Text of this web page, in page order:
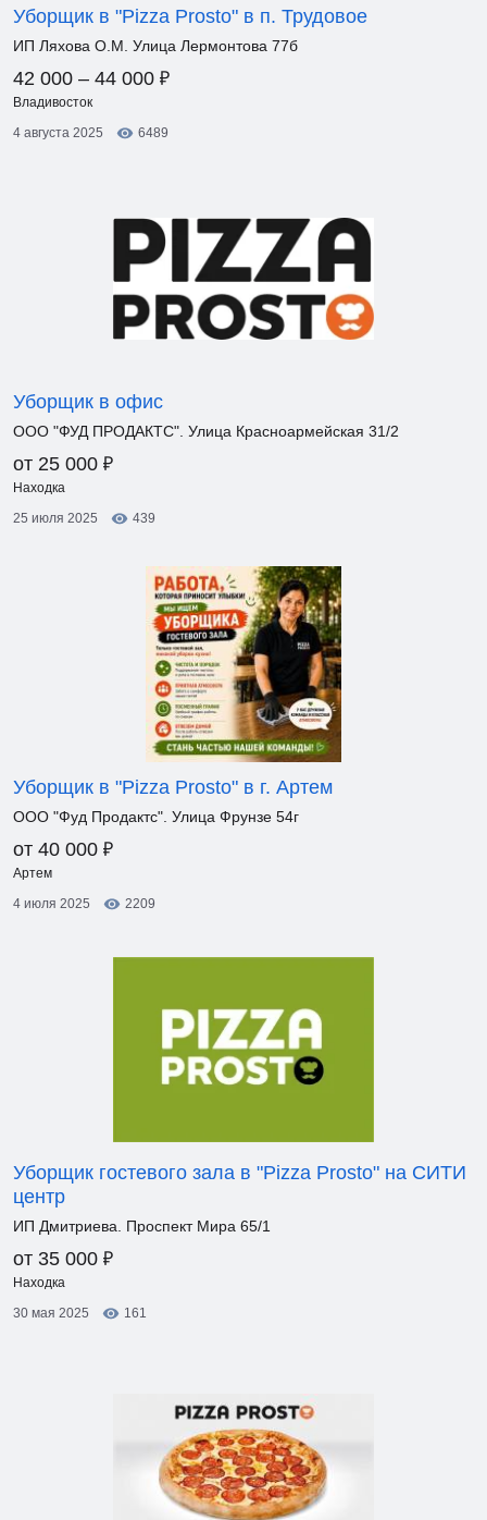
Уборщик в "Pizza Prosto" в п. Трудовое
ИП Ляхова О.М. Улица Лермонтова 77б
42 000 – 44 000 ₽
Владивосток
4 августа 2025
6489
Уборщик в офис
ООО "ФУД ПРОДАКТС". Улица Красноармейская 31/2
от 25 000 ₽
Находка
25 июля 2025
439
Уборщик в "Pizza Prosto" в г. Артем
ООО "Фуд Продактс". Улица Фрунзе 54г
от 40 000 ₽
Артем
4 июля 2025
2209
Уборщик гостевого зала в "Pizza Prosto" на СИТИ
центр
ИП Дмитриева. Проспект Мира 65/1
от 35 000 ₽
Находка
30 мая 2025
161